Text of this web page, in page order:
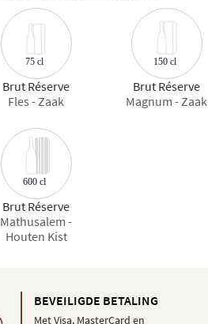
75 cl
Brut Réserve
Fles - Zaak
150 cl
Brut Réserve
Magnum - Zaak
600 cl
Brut Réserve
Mathusalem -
Houten Kist
BEVEILIGDE BETALING
Met Visa, MasterCard en